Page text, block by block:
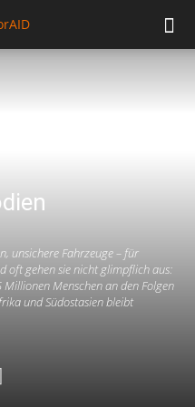
unsichere Fahrzeuge – für
oft gehen sie nicht glimpflich aus:
Millionen Menschen an den Folgen
und Südostasien bleibt